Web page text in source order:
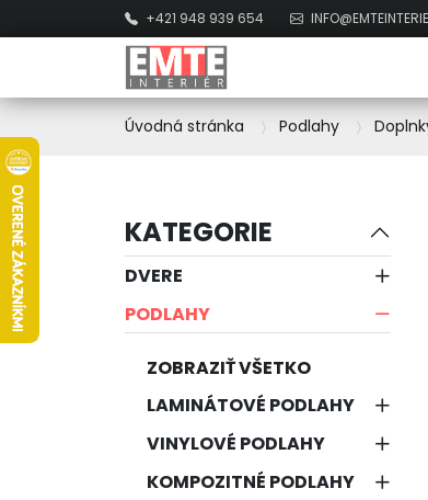
+421 948 939 654
Úvodná stránka Podlahy
KATEGORIE
DVERE
PODLAHY
ZOBRAZIŤ VŠETKO
LAMINÁTOVÉ PODLAHY
VINYLOVÉ PODLAHY
KOMPOZITNÉ PODLAHY